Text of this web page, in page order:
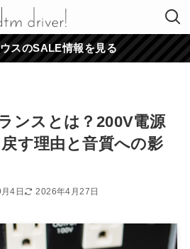
スのSALE情報を見る
ンスとは？200V電源
す理由と音質への影
4日 2026年4月27日